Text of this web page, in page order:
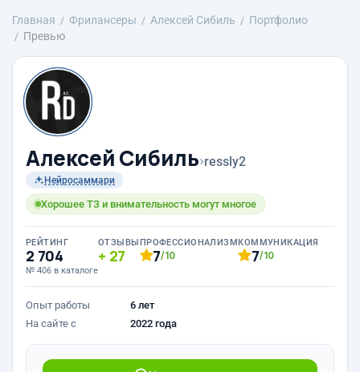
Главная Фрилансеры Алексей Сибиль
Портфолио
Превью
Алексей Сибиль›ressly2
Нейросаммари
Хорошее ТЗ и внимательность могут многое
РЕЙТИНГ
2 704
№ 406 в каталоге
ОТЗЫВЫ
27
ПРОФЕССИОНАЛИЗМ
7/10
КОММУНИКАЦИЯ
7/10
Опыт работы
6 лет
На сайте с
2022 года